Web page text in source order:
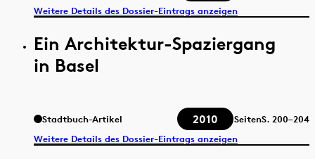
Weitere Details des Dossier-Eintrags anzeigen
Ein Architektur-Spaziergang
in Basel
Stadtbuch-Artikel 2010 SeitenS. 200–204
Weitere Details des Dossier-Eintrags anzeigen